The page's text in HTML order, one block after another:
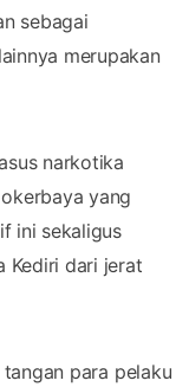
sebagai
merupakan
narkotika
yang
ini sekaligus
Kediri dari jerat
para pelaku